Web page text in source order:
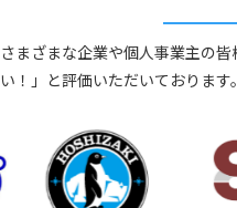
さまざまな企業や個人事業主の
い！」と評価いただいております。